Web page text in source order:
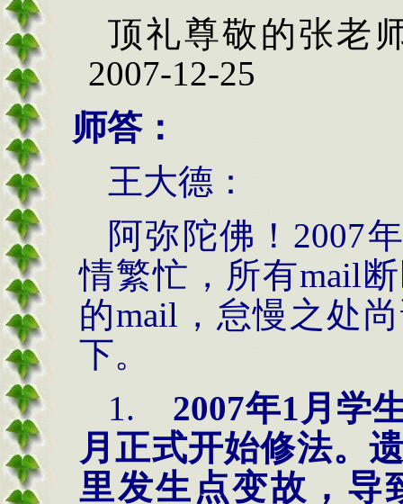
顶礼尊敬的张老
2007-12-25
师答：
王大德：
阿弥陀佛！ 2007
情繁忙，所有mail
的mail ，怠慢之处
下。
1.
2007年1 月学
月正式开始修法。
里发生点变故，导